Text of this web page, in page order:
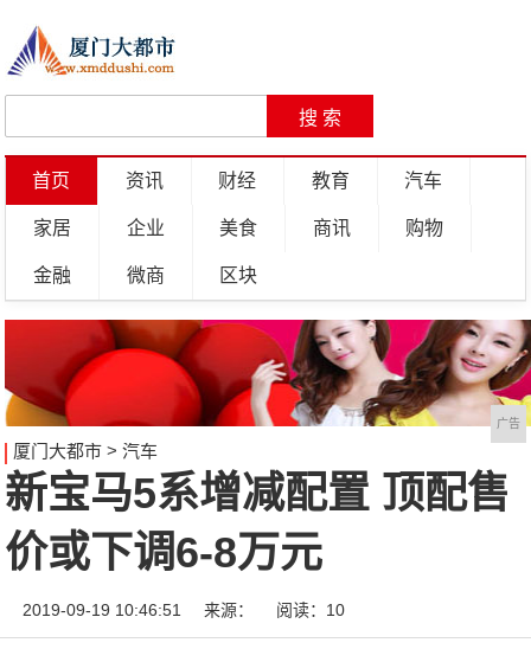
首页 资讯 财经 教育 汽车
家居 企业 美食 商讯 购物
金融 微商 区块
广告
厦门大都市> 汽车
新宝马5系增减配置 顶配售
价或下调6-8万元
2019-09-19 10:46:51 来源： 阅读：10